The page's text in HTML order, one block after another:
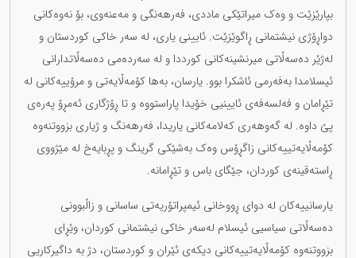
بپارێزێت و وەک میراتێکی ماددی، فەرهەنگی و مەعنەوی، بۆ نەوەکانی
دواڕۆژی نیشتمانی ڕاگوێزێت. ئایینی یاری، لە سەر خاکی کوردستان و
لەژێر دەسەڵاتی میرنشینەکانی کورددا و لە سەردەمی دەسەڵاتدارانی
ئیسلامدا بەفەرمی ئاشکرا بوو. یارسان، بەها کۆمەڵایەتی و مرۆییەکانی لە
تێڕامان و فەلسەفەی ئایینیی خۆیدا پاراستووە و تا ڕۆژگاری ئەمڕۆ پەرەی
پێ داوە. لە گەوهەری کەلامەکانی یاریدا، فەرهەنگ و ژیاری بزووتنەوە
کۆمەڵایەتییەکانی زاگڕۆس وەک بەشێکی گرینگ و پڕبایەخ لە مێژووی
ڕاستەقینەی کوردان، جێگای باس و تێڕامانە.
یارسانییەکان لە دوای ڕووخانی ئیمپراتۆریەتی ساسانی و زاڵبوونی
دەسەڵاتی سیاسیی ئیسلام لەسەر خاکی نیشتمانی کوردان، وێڕای
بزووتنەوە کۆمەڵایەتییەکانی دیکەی ئێران و کوردستان، دژ بە داگیرکاریی